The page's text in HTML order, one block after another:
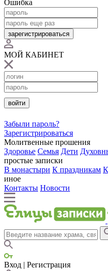
Ошибка
зарегистрироваться
МОЙ КАБИНЕТ
войти
Забыли пароль?
Зарегистрироваться
Молитвенные прошения
Здоровье Семья Дети
простые записки
В монастыри К праздникам
иное
Контакты Новости
Вход | Регистрация